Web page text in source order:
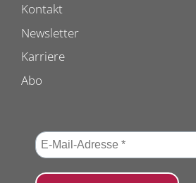
Kontakt
Newsletter
Karriere
Abo